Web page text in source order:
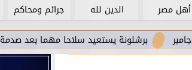
أهل مصر الدين لله جرائم ومحاكم
برشلونة يستعيد سلاحا مهما بعد صدمة كأس العالم